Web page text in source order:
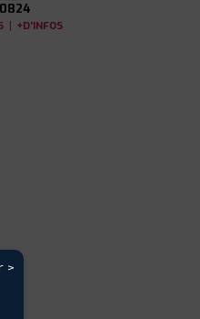
| +D'INFOS
>